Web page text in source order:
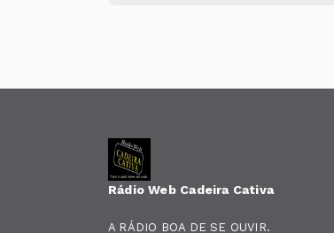
Rádio Web Cadeira Cativa
A RÁDIO BOA DE SE OUVIR.